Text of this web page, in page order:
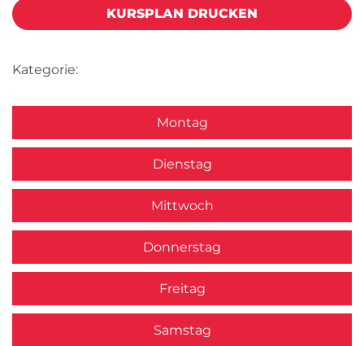
KURSPLAN DRUCKEN
Kategorie:
Montag
Dienstag
Mittwoch
Donnerstag
Freitag
Samstag